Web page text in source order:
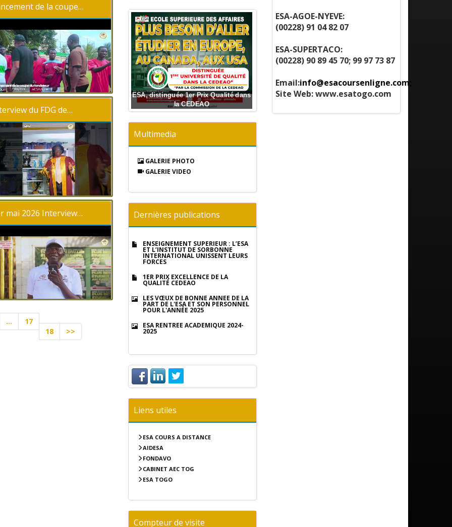
de la coupe…
du FDG de…
mai 2026 Interview…
...
17
18
>>
ESA, distinguée 1er Prix Qualité dans
la CEDEAO
CHAMPION BASKET DES
ESA CHAMPION DES OLYMPIADES
OUVERTURE DES OLYMPIADES DE
SOUTENANCE ET REMISE DE
SOUTENANCE ET REMISE DE
SOUTENANCE ET REMISE DE
SOUTENANCE ET REMISE DE
SOUTENANCE ET REMISE DE
Multimedia
GALERIE PHOTO
GALERIE VIDEO
Dernières publications
ENSEIGNEMENT SUPÉRIEUR : L’ESA
ET L’INSTITUT DE SORBONNE
INTERNATIONAL UNISSENT LEURS
FORCES
1ER PRIX EXCELLENCE DE LA
QUALITÉ CEDEAO
LES VŒUX DE BONNE ANNÉE DE LA
PART DE L'ESA ET SON PERSONNEL
POUR L'ANNÉE 2025
ESA RENTRÉE ACADÉMIQUE 2024-
2025
Liens utiles
ESA COURS A DISTANCE
AIDESA
FONDAVO
CABINET AEC TOG
ESA TOGO
Compteur de visite
ESA-AGOE-NYEVE:
(00228) 91 04 82 07
ESA-SUPERTACO:
(00228) 90 89 45 70; 99 97 73 87
Email:info@esacoursenligne.com;
Site Web:www.esatogo.com